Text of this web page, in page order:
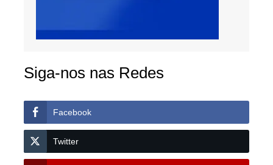
Siga-nos nas Redes
Facebook
Twitter